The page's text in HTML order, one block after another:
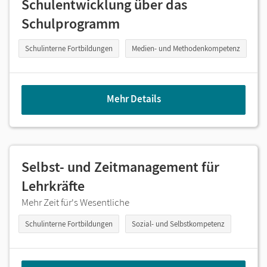
Schulentwicklung über das
Schulprogramm
Schulinterne Fortbildungen Medien- und Methodenkompetenz
Mehr Details
Selbst- und Zeitmanagement für
Lehrkräfte
Mehr Zeit für's Wesentliche
Schulinterne Fortbildungen Sozial- und Selbstkompetenz